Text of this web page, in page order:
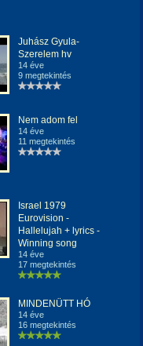
Juhász Gyula-
Szerelem hv
14 éve
9 megtekintés
Nem adom fel
14 éve
11 megtekintés
Israel 1979
Eurovision -
Hallelujah + lyrics -
Winning song
14 éve
17 megtekintés
MINDENÜTT HÓ
14 éve
16 megtekintés